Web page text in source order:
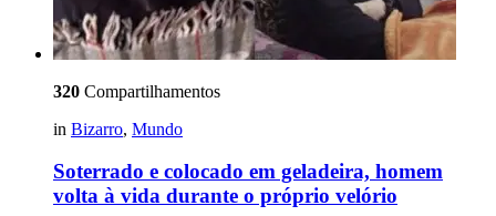
320 Compartilhamentos
in Bizarro, Mundo
Soterrado e colocado em geladeira, homem
volta à vida durante o próprio velório